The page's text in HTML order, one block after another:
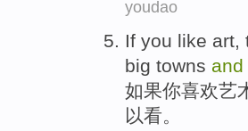
youdao
If you like art,
big towns and
如果你喜欢艺
以看。